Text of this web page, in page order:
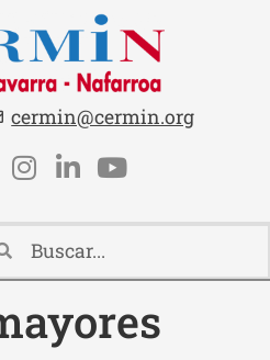
Email:
cermin@cermin.org